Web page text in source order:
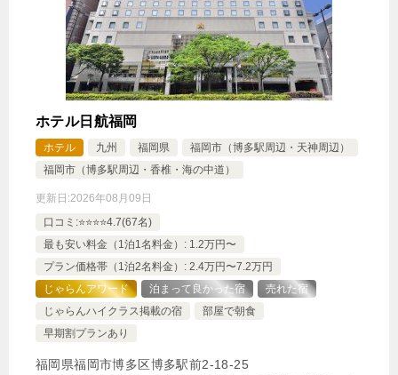
ホテル日航福岡
ホテル 九州 福岡県
福岡市（博多駅周辺・天神周辺）
福岡市（博多駅周辺・香椎・海の中道）
更新日:2026年08月09日
口コミ:⭐️⭐️⭐️⭐️4.7(67名)
最も安い料金（1泊1名料金）: 1.2万円〜
プラン価格帯（1泊2名料金）: 2.4万円〜7.2万円
じゃらんアワード
泊まって良かった宿
売れた宿
じゃらんハイクラス掲載の宿
部屋で朝食
早期割プランあり
福岡県福岡市博多区博多駅前2-18-25